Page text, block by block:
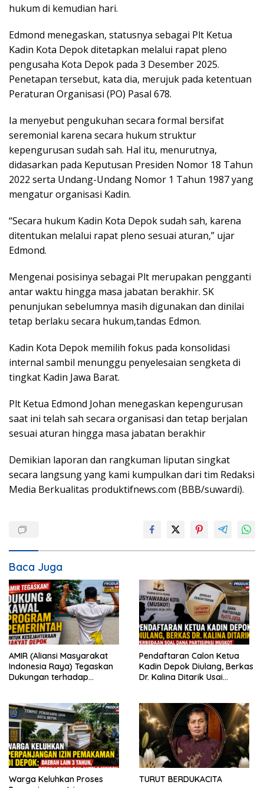
hukum di kemudian hari.
Edmond menegaskan, statusnya sebagai Plt Ketua
Kadin Kota Depok ditetapkan melalui rapat pleno
pengusaha Kota Depok pada 3 Desember 2025.
Penetapan tersebut, kata dia, merujuk pada ketentuan
Peraturan Organisasi (PO) Pasal 678.
Ia menyebut pengukuhan secara formal bersifat
seremonial karena secara hukum struktur
kepengurusan sudah sah. Hal itu, menurutnya,
didasarkan pada Keputusan Presiden Nomor 18 Tahun
2022 serta Undang-Undang Nomor 1 Tahun 1987 yang
mengatur organisasi Kadin.
“Secara hukum Kadin Kota Depok sudah sah, karena
ditentukan melalui rapat pleno sesuai aturan,” ujar
Edmond.
Mengenai posisinya sebagai Plt merupakan pengganti
antar waktu hingga masa jabatan berakhir. SK
penunjukan sebelumnya masih digunakan dan dinilai
tetap berlaku secara hukum,tandas Edmon.
Kadin Kota Depok memilih fokus pada konsolidasi
internal sambil menunggu penyelesaian sengketa di
tingkat Kadin Jawa Barat.
Plt Ketua Edmond Johan menegaskan kepengurusan
saat ini telah sah secara organisasi dan tetap berjalan
sesuai aturan hingga masa jabatan berakhir
Demikian laporan dan rangkuman liputan singkat
secara langsung yang kami kumpulkan dari tim Redaksi
Media Berkualitas produktifnews.com (BBB/suwardi).
Baca Juga
AMIR (Aliansi Masyarakat
Indonesia Raya) Tegaskan
Dukungan terhadap
Pendaftaran Calon Ketua
Kadin Depok Diulang, Berkas
Dr. Kalina Ditarik Usai
Warga Keluhkan Proses
TURUT BERDUKACITA